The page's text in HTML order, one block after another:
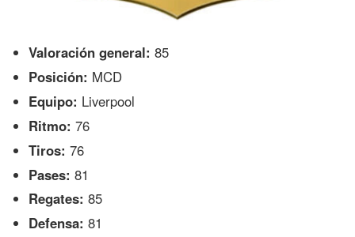
Valoración general: 85
Posición: MCD
Equipo: Liverpool
Ritmo: 76
Tiros: 76
Pases: 81
Regates: 85
Defensa: 81